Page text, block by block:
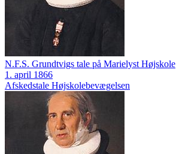
N.F.S. Grundtvigs tale på Marielyst Højskole
1. april 1866
Afskedstale Højskolebevægelsen